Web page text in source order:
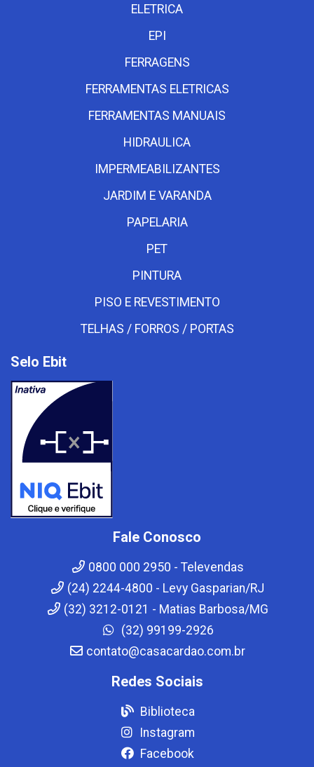
ELETRICA
EPI
FERRAGENS
FERRAMENTAS ELETRICAS
FERRAMENTAS MANUAIS
HIDRAULICA
IMPERMEABILIZANTES
JARDIM E VARANDA
PAPELARIA
PET
PINTURA
PISO E REVESTIMENTO
TELHAS / FORROS / PORTAS
Selo Ebit
Fale Conosco
0800 000 2950 - Televendas
(24) 2244-4800 - Levy Gasparian/RJ
(32) 3212-0121 - Matias Barbosa/MG
(32) 99199-2926
contato@casacardao.com.br
Redes Sociais
Biblioteca
Instagram
Facebook